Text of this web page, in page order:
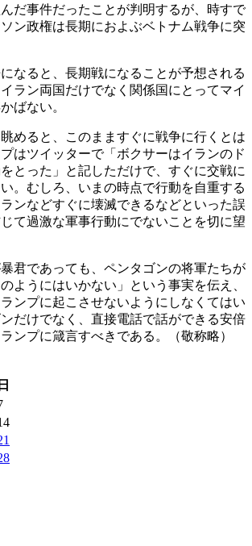
だ事件だったことが判明するが、時すで
ン政権は長期におよぶベトナム戦争に突
なると、長期戦になることが予想される
ラン両国だけでなく関係国にとってマイ
ばない。
めると、このまますぐに戦争に行くとは
はツイッターで「ボクサーはイランのド
とった」と記しただけで、すぐに交戦に
。むしろ、いまの時点で行動を自重する
ンなどすぐに壊滅できるなどといった誤
て過激な軍事行動にでないことを切に望
君であっても、ペンタゴンの将軍たちが
ようにはいかない」という事実を伝え、
ンプに起こさせないようにしなくてはい
だけでなく、直接電話で話ができる安倍
ンプに箴言すべきである。（敬称略）
日